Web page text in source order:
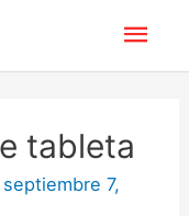
tableta
septiembre 7,